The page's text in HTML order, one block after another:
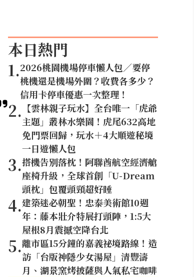
本日熱門
1.2026桃園機場停車懶人包／要停
桃機還是機場外圍？收費各多少？
信用卡停車優惠一次整理！
2. 【雲林親子玩水】全台唯一「虎爺
主題」叢林水樂園！虎尾632高地
免門票回歸，玩水＋4大順遊秘境
一日遊懶人包
3.搭機告別落枕！阿聯酋航空經濟艙
座椅升級，全球首創「U-Dream
頭枕」包覆頭頸超好睡
4.建築迷必朝聖！忠泰美術館10週
年：藤本壯介特展打頭陣，1:5大
屋根8月震撼空降台北
5.離市區15分鐘的嘉義祕境路線！造
訪「台版神隱少女湯屋」清豐濤
月、湖景窯烤披薩與人氣私宅咖啡